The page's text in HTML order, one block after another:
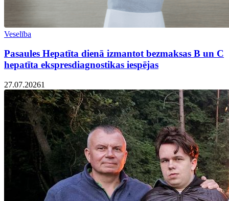
Veselība
Pasaules Hepatīta dienā izmantot bezmaksas B un C
hepatīta ekspresdiagnostikas iespējas
27.07.20261